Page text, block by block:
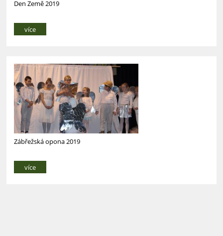
Den Země 2019
více
Zábřežská opona 2019
více